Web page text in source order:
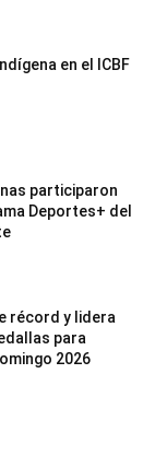
en el ICBF
participaron
Deportes+ del
récord y lidera
para
2026